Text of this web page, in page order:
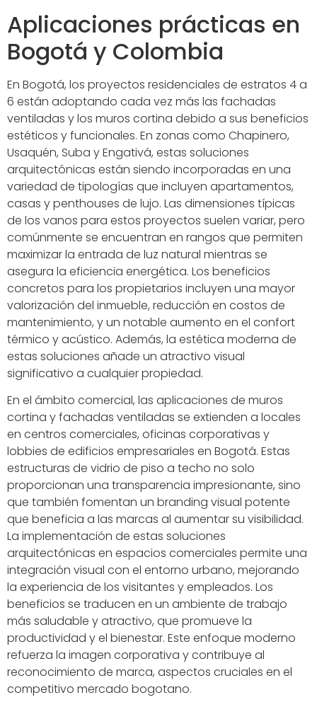
Aplicaciones prácticas en
Bogotá y Colombia
En Bogotá, los proyectos residenciales de estratos 4 a
6 están adoptando cada vez más las fachadas
ventiladas y los muros cortina debido a sus beneficios
estéticos y funcionales. En zonas como Chapinero,
Usaquén, Suba y Engativá, estas soluciones
arquitectónicas están siendo incorporadas en una
variedad de tipologías que incluyen apartamentos,
casas y penthouses de lujo. Las dimensiones típicas
de los vanos para estos proyectos suelen variar, pero
comúnmente se encuentran en rangos que permiten
maximizar la entrada de luz natural mientras se
asegura la eficiencia energética. Los beneficios
concretos para los propietarios incluyen una mayor
valorización del inmueble, reducción en costos de
mantenimiento, y un notable aumento en el confort
térmico y acústico. Además, la estética moderna de
estas soluciones añade un atractivo visual
significativo a cualquier propiedad.
En el ámbito comercial, las aplicaciones de muros
cortina y fachadas ventiladas se extienden a locales
en centros comerciales, oficinas corporativas y
lobbies de edificios empresariales en Bogotá. Estas
estructuras de vidrio de piso a techo no solo
proporcionan una transparencia impresionante, sino
que también fomentan un branding visual potente
que beneficia a las marcas al aumentar su visibilidad.
La implementación de estas soluciones
arquitectónicas en espacios comerciales permite una
integración visual con el entorno urbano, mejorando
la experiencia de los visitantes y empleados. Los
beneficios se traducen en un ambiente de trabajo
más saludable y atractivo, que promueve la
productividad y el bienestar. Este enfoque moderno
refuerza la imagen corporativa y contribuye al
reconocimiento de marca, aspectos cruciales en el
competitivo mercado bogotano.